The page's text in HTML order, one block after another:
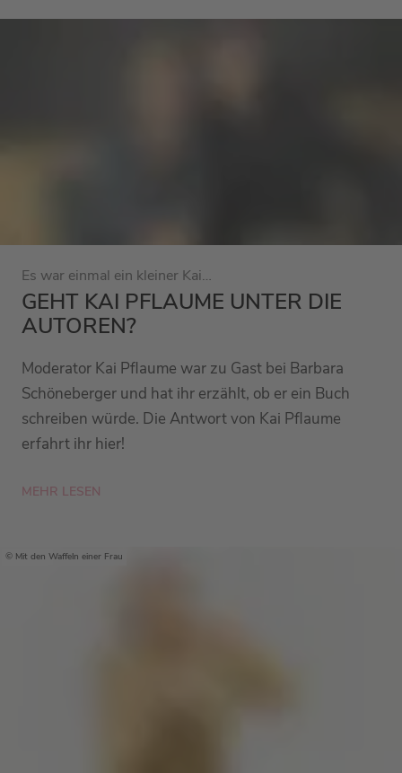
Es war einmal ein kleiner Kai…
GEHT KAI PFLAUME UNTER DIE
AUTOREN?
Moderator Kai Pflaume war zu Gast bei Barbara
Schöneberger und hat ihr erzählt, ob er ein Buch
schreiben würde. Die Antwort von Kai Pflaume
erfahrt ihr hier!
MEHR LESEN
Mit den Waffeln einer Frau